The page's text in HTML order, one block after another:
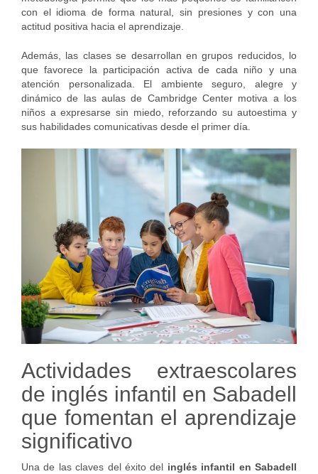
con el idioma de forma natural, sin presiones y con una
actitud positiva hacia el aprendizaje.
Además, las clases se desarrollan en grupos reducidos, lo
que favorece la participación activa de cada niño y una
atención personalizada. El ambiente seguro, alegre y
dinámico de las aulas de Cambridge Center motiva a los
niños a expresarse sin miedo, reforzando su autoestima y
sus habilidades comunicativas desde el primer día.
Actividades extraescolares
de inglés infantil en Sabadell
que fomentan el aprendizaje
significativo
Una de las claves del éxito del inglés infantil en Sabadell